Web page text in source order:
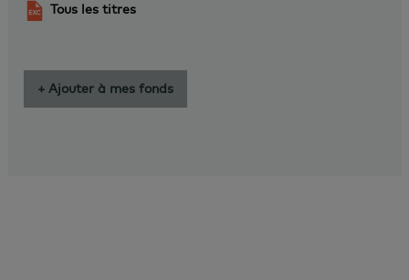
Tous les titres
+ Ajouter à mes fonds